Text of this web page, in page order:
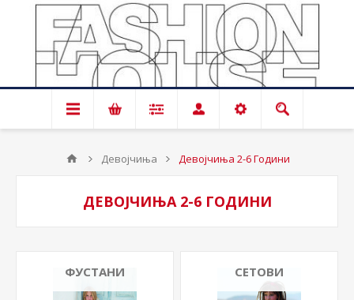
Девојчиња Девојчиња 2-6 Години
ДЕВОЈЧИЊА 2-6 ГОДИНИ
ФУСТАНИ СЕТОВИ